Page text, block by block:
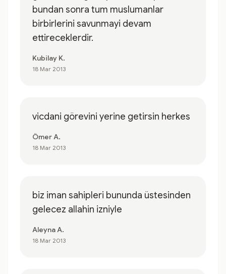
bundan sonra tum muslumanlar
birbirlerini savunmayi devam
ettireceklerdir.
Kubilay K.
18 Mar 2013
vicdani görevini yerine getirsin herkes
Ömer A.
18 Mar 2013
biz iman sahipleri bununda üstesinden
gelecez allahin izniyle
Aleyna A.
18 Mar 2013